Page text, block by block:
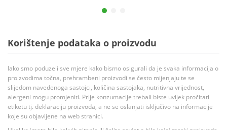
Korištenje podataka o proizvodu
Iako smo poduzeli sve mjere kako bismo osigurali da je svaka informacija o
proizvodima točna, prehrambeni proizvodi se često mijenjaju te se
slijedom navedenoga sastojci, količina sastojaka, nutritivna vrijednost,
alergeni mogu promjeniti. Prije konzumacije trebali biste uvijek pročitati
etiketu tj. deklaraciju proizvoda, a ne se oslanjati isključivo na informacije
koje su objavljene na web stranici.